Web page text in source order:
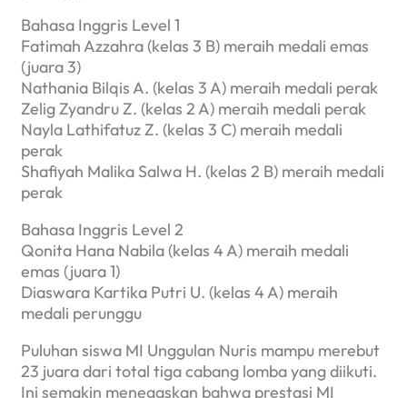
Bahasa Inggris Level 1
Fatimah Azzahra (kelas 3 B) meraih medali emas
(juara 3)
Nathania Bilqis A. (kelas 3 A) meraih medali perak
Zelig Zyandru Z. (kelas 2 A) meraih medali perak
Nayla Lathifatuz Z. (kelas 3 C) meraih medali
perak
Shafiyah Malika Salwa H. (kelas 2 B) meraih medali
perak
Bahasa Inggris Level 2
Qonita Hana Nabila (kelas 4 A) meraih medali
emas (juara 1)
Diaswara Kartika Putri U. (kelas 4 A) meraih
medali perunggu
Puluhan siswa MI Unggulan Nuris mampu merebut
23 juara dari total tiga cabang lomba yang diikuti.
Ini semakin menegaskan bahwa prestasi MI